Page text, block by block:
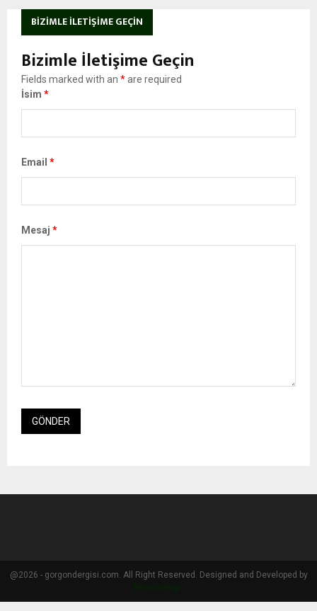
BIZIMLE İLETIŞIME GEÇIN
Bizimle İletişime Geçin
Fields marked with an *are required
İsim *
Email *
Mesaj *
@2026 - gorgondergisi.com. All Right Reserved. Designed and Developed by